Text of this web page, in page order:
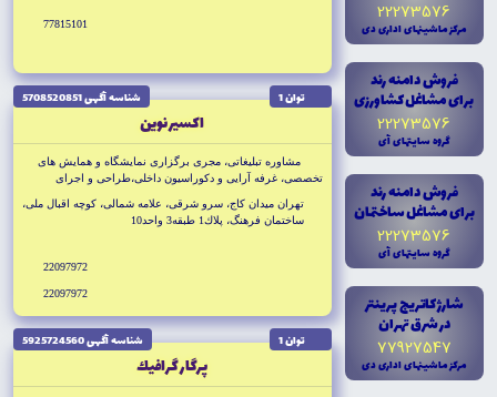
22273576
مرکز ماشينهاى ادارى دى
فروش دامنه رند
براى مشاغل کشاورزى
22273576
گروه سايتهاى آى
فروش دامنه رند
براى مشاغل ساختمان
22273576
گروه سايتهاى آى
شارژ کاتريج پرينتر
در شرق تهران
77927547
مرکز ماشينهاى ادارى دى
77815101
توان 1 شناسه آگهى 5708520851
اكسير نوين
مشاوره تبليغاتى، مجرى برگزارى نمايشگاه و همايش هاى
تخصصى، غرفه آرايى و دكوراسيون داخلى،طراحى و اجراى
تيزر،انيميشن تبليغاتى،وب سايت،مولتى مديا، عكاسى صنعتى
تهران ميدان كاج، سرو شرقى، علامه شمالى، كوچه اقبال ملى،
ساختمان فرهنگ، پلاك1 طبقه3 واحد10
22097972
22097972
توان 1 شناسه آگهى 5925724560
پرگار گرافيك